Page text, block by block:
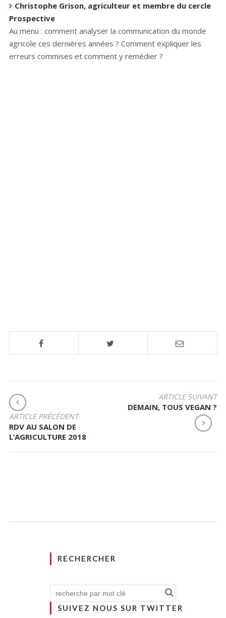
Christophe Grison, agriculteur et membre du cercle
Prospective
Au menu : comment analyser la communication du monde
agricole ces dernières années ? Comment expliquer les
erreurs commises et comment y remédier ?
N
A
V
N
ARTICLE PRÉCÉDENT
RDV AU SALON DE
L’AGRICULTURE 2018
ARTICLE SUIVANT
DEMAIN, TOUS VEGAN ?
RECHERCHER
SUIVEZ NOUS SUR TWITTER